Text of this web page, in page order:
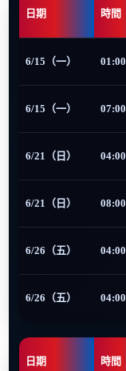
日期 時間
6/15（一） 01:00
6/15（一） 07:00
6/21（日） 04:00
6/21（日） 08:00
6/26（五） 04:00
6/26（五） 04:00
日期 時間